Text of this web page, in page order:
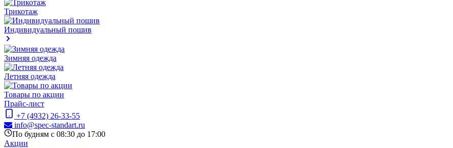
Трикотаж
Индивидуальный пошив
Зимняя одежда
Летняя одежда
Товары по акции
Прайс-лист
+7 (4932) 26-33-55
info@spec-standart.ru
По будням с 08:30 до 17:00
Акции